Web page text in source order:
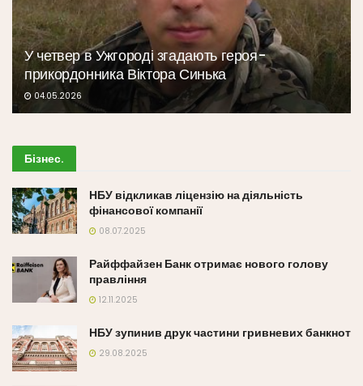
У четвер в Ужгороді згадають героя-
прикордонника Віктора Синька
04.05.2026
Бізнес.
НБУ відкликав ліцензію на діяльність
фінансової компанії
08.07.2025
Райффайзен Банк отримає нового голову
правління
12.11.2025
НБУ зупинив друк частини гривневих банкнот
29.08.2025